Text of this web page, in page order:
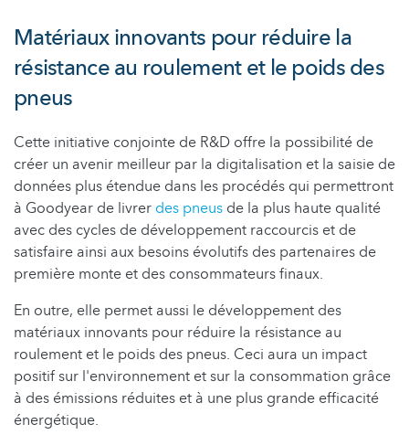
Matériaux innovants pour réduire la
résistance au roulement et le poids des
pneus
Cette initiative conjointe de R&D offre la possibilité de
créer un avenir meilleur par la digitalisation et la saisie de
données plus étendue dans les procédés qui permettront
à Goodyear de livrer des pneus de la plus haute qualité
avec des cycles de développement raccourcis et de
satisfaire ainsi aux besoins évolutifs des partenaires de
première monte et des consommateurs finaux.
En outre, elle permet aussi le développement des
matériaux innovants pour réduire la résistance au
roulement et le poids des pneus. Ceci aura un impact
positif sur l'environnement et sur la consommation grâce
à des émissions réduites et à une plus grande efficacité
énergétique.